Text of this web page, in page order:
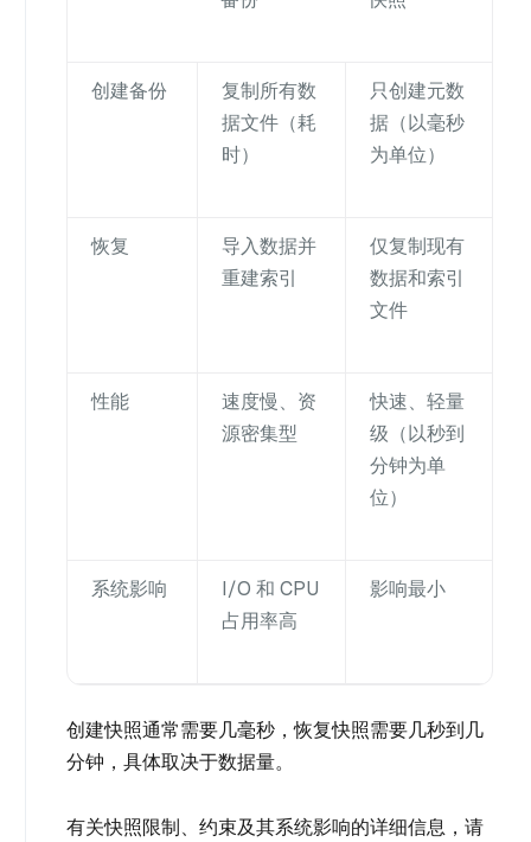
创建备份
复制所有数
据文件（耗
时）
只创建元数
据（以毫秒
为单位）
恢复
导入数据并
重建索引
仅复制现有
数据和索引
文件
性能
速度慢、资
源密集型
快速、轻量
级（以秒到
分钟为单
位）
系统影响
I/O 和 CPU
占用率高
影响最小
创建快照通常需要几毫秒，恢复快照需要几秒到几
分钟，具体取决于数据量。
有关快照限制、约束及其系统影响的详细信息，请